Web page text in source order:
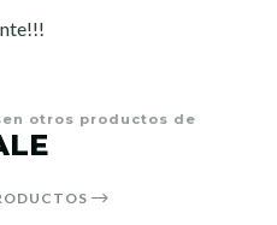
otros productos de